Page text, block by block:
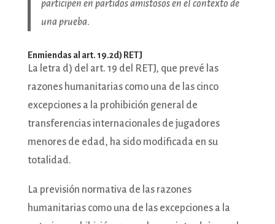
participen en partidos amistosos en el contexto de
una prueba.
Enmiendas al art. 19.2d) RETJ
La letra d) del art. 19 del RETJ, que prevé las
razones humanitarias como una de las cinco
excepciones a la prohibición general de
transferencias internacionales de jugadores
menores de edad, ha sido modificada en su
totalidad.
La previsión normativa de las razones
humanitarias como una de las excepciones a la